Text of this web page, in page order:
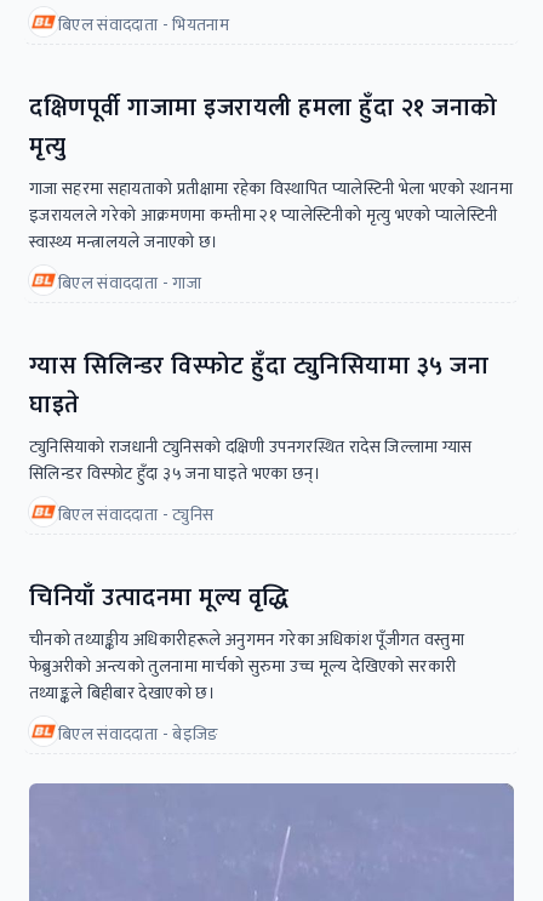
बिएल संवाददाता - भियतनाम
दक्षिणपूर्वी गाजामा इजरायली हमला हुँदा २१ जनाको
मृत्यु
गाजा सहरमा सहायताको प्रतीक्षामा रहेका विस्थापित प्यालेस्टिनी भेला भएको स्थानमा
इजरायलले गरेको आक्रमणमा कम्तीमा २१ प्यालेस्टिनीको मृत्यु भएको प्यालेस्टिनी
स्वास्थ्य मन्त्रालयले जनाएको छ।
बिएल संवाददाता - गाजा
ग्यास सिलिन्डर विस्फोट हुँदा ट्युनिसियामा ३५ जना
घाइते
ट्युनिसियाको राजधानी ट्युनिसको दक्षिणी उपनगरस्थित रादेस जिल्लामा ग्यास
सिलिन्डर विस्फोट हुँदा ३५ जना घाइते भएका छन्।
बिएल संवाददाता - ट्युनिस
चिनियाँ उत्पादनमा मूल्य वृद्धि
चीनको तथ्याङ्कीय अधिकारीहरूले अनुगमन गरेका अधिकांश पूँजीगत वस्तुमा
फेब्रुअरीको अन्त्यको तुलनामा मार्चको सुरुमा उच्च मूल्य देखिएको सरकारी
तथ्याङ्कले बिहीबार देखाएको छ।
बिएल संवाददाता - बेइजिङ